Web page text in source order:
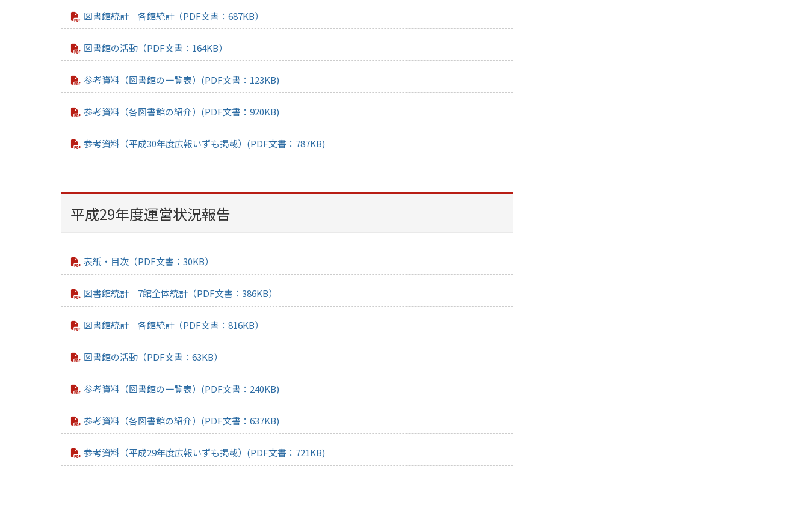
図書館統計 各館統計（PDF文書：687KB）
図書館の活動（PDF文書：164KB）
参考資料（図書館の一覧表）(PDF文書：123KB)
参考資料（各図書館の紹介）(PDF文書：920KB)
参考資料（平成30年度広報いずも掲載）(PDF文書：787KB)
平成29年度運営状況報告
表紙・目次（PDF文書：30KB）
図書館統計 7館全体統計（PDF文書：386KB）
図書館統計 各館統計（PDF文書：816KB）
図書館の活動（PDF文書：63KB）
参考資料（図書館の一覧表）(PDF文書：240KB)
参考資料（各図書館の紹介）(PDF文書：637KB)
参考資料（平成29年度広報いずも掲載）(PDF文書：721KB)